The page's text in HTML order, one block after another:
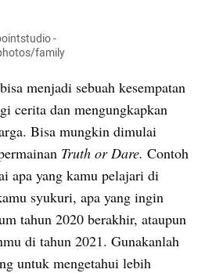
-
family
menjadi sebuah kesempatan
cerita dan mengungkapkan
Bisa mungkin dimulai
Truth or Dare. Contoh
apa yang kamu pelajari di
syukuri, apa yang ingin
tahun 2020 berakhir, ataupun
di tahun 2021. Gunakanlah
untuk mengetahui lebih